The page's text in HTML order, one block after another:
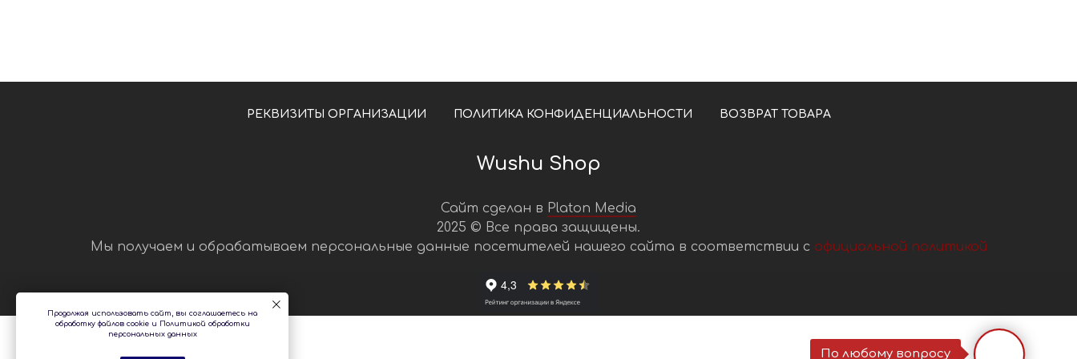
РЕКВИЗИТЫ ОРГАНИЗАЦИИ ПОЛИТИКА КОНФИДЕНЦИАЛЬНОСТИ ВОЗВРАТ ТОВАРА
Wushu Shop
Сайт сделан в Platon Media
2025 © Все права защищены.
Мы получаем и обрабатываем персональные данные посетителей нашего сайта в соответствии с официальной политикой
Продолжая использовать сайт, вы соглашаетесь на
обработку файлов cookie и Политикой обработки
персональных данных
По любому вопросу